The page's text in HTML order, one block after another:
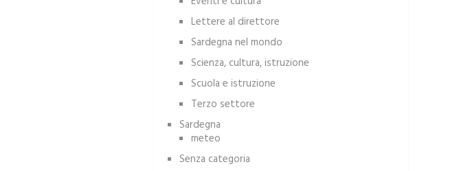
Lettere al direttore
Sardegna nel mondo
Scienza, cultura, istruzione
Scuola e istruzione
Terzo settore
Sardegna
meteo
Senza categoria